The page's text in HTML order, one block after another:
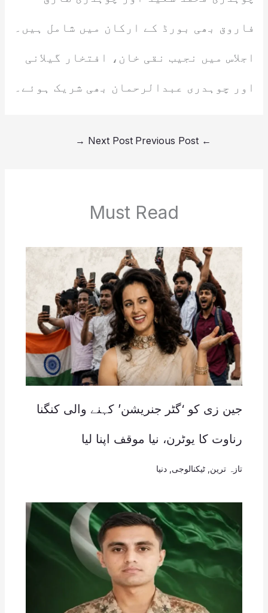
فاروق بھی بورڈ کے ارکان میں شامل ہیں۔
اجلاس میں نجیب نقی خان، افتخار گیلانی
اور چوہدری عبدالرحمان بھی شریک ہوئے۔
←
Next Post
→
Must Read
جین زی کو ‘گٹر جنریشن’ کہنے والی کنگنا
رناوت کا یوٹرن، نیا موقف اپنا لیا
تازہ ترین ٹیکنالوجی دنیا